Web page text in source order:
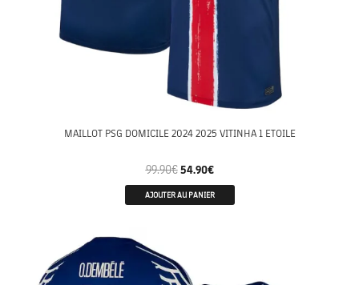
MAILLOT PSG DOMICILE 2024 2025 VITINHA 1 ETOILE
99.90€ 54.90€
AJOUTER AU PANIER